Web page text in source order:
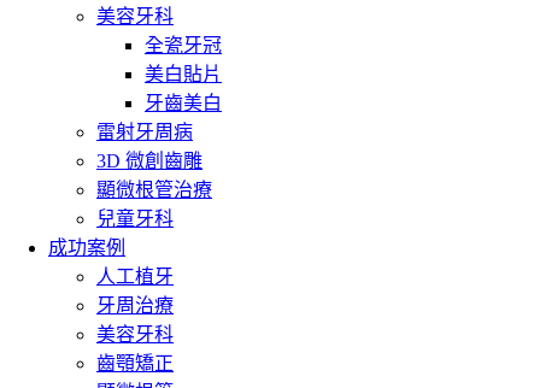
美容牙科
全瓷牙冠
美白貼片
牙齒美白
雷射牙周病
3D 微創齒雕
顯微根管治療
兒童牙科
成功案例
人工植牙
牙周治療
美容牙科
齒顎矯正